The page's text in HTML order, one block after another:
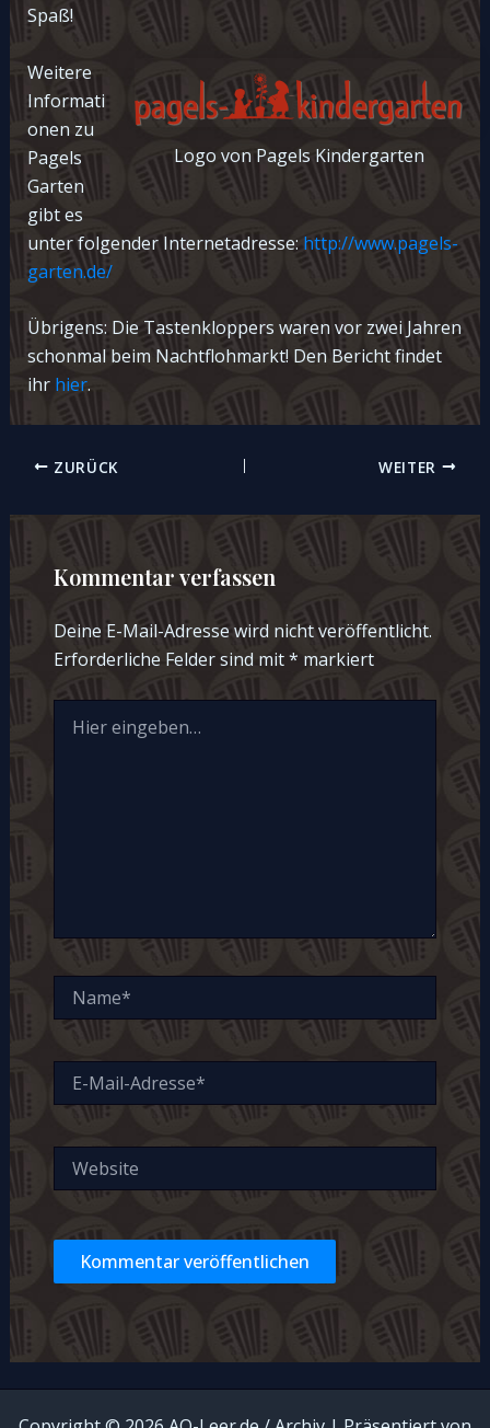
Spaß!
Logo von Pagels Kindergarten
Weitere
Informati
onen zu
Pagels
Garten
gibt es
unter folgender Internetadresse: http://www.pagels-
garten.de/
Übrigens: Die Tastenkloppers waren vor zwei Jahren
schonmal beim Nachtflohmarkt! Den Bericht findet
ihr hier.
Beitragsnavigation
ZURÜCK WEITER
Kommentar verfassen
Deine E-Mail-Adresse wird nicht veröffentlicht.
Erforderliche Felder sind mit* markiert
eingeben…
Mail-